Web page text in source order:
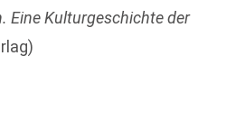
Eine Kulturgeschichte der